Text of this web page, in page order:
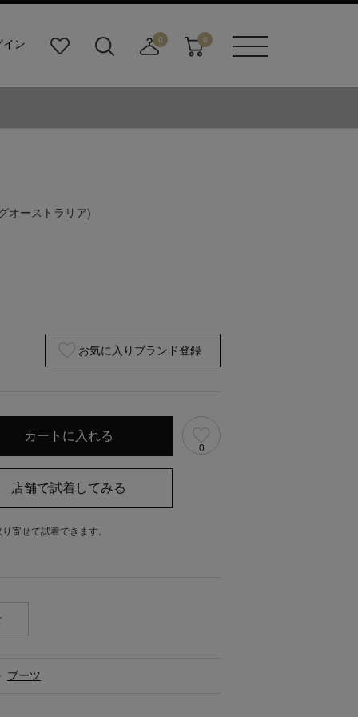
イン
り
ダ
0
寄
0
オーストラリア)
お気に入りブランド登録
0
寄せて試着できます。
ブーツ